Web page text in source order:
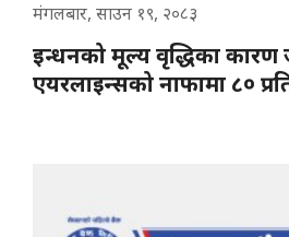
मंगलबार, साउन १९, २०८३
इन्धनको मूल्य वृद्धिका कारण
एयरलाइन्सको नाफामा ८०